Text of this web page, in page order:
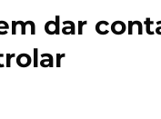
dar